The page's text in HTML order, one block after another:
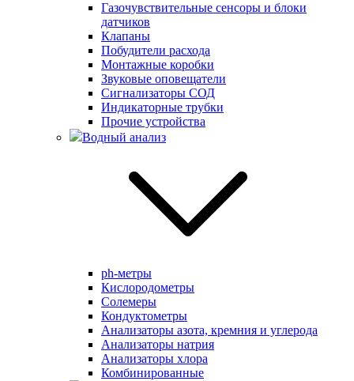
Газочувствительные сенсоры и блоки
датчиков
Клапаны
Побудители расхода
Монтажные коробки
Звуковые оповещатели
Сигнализаторы СОД
Индикаторные трубки
Прочие устройства
Водный анализ
ph-метры
Кислородометры
Солемеры
Кондуктометры
Анализаторы азота, кремния и углерода
Анализаторы натрия
Анализаторы хлора
Комбинированные